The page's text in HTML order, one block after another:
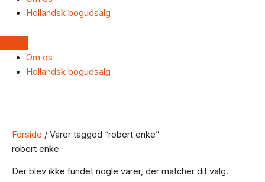
Hollandsk bogudsalg
Om os
Hollandsk bogudsalg
Forside / Varer tagged “robert enke”
robert enke
Der blev ikke fundet nogle varer, der matcher dit valg.